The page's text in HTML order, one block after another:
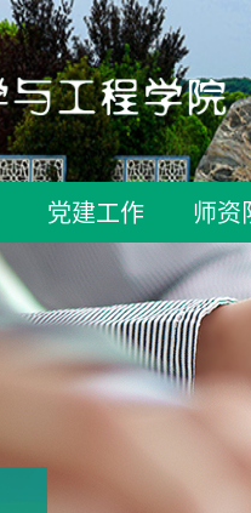
党建工作 师资